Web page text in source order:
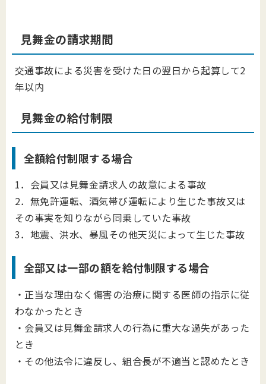
見舞金の請求期間
交通事故による災害を受けた日の翌日から起算して2
年以内
見舞金の給付制限
全額給付制限する場合
1．会員又は見舞金請求人の故意による事故
2．無免許運転、酒気帯び運転により生じた事故又は
その事実を知りながら同乗していた事故
3．地震、洪水、暴風その他天災によって生じた事故
全部又は一部の額を給付制限する場合
・正当な理由なく傷害の治療に関する医師の指示に従
わなかったとき
・会員又は見舞金請求人の行為に重大な過失があった
とき
・その他法令に違反し、組合長が不適当と認めたとき